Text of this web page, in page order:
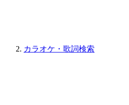
カラオケ・歌詞検索